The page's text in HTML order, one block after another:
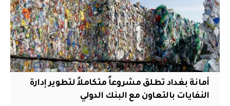
أمانة بغداد تطلق مشروعاً متكاملاً لتطوير إدارة
النفايات بالتعاون مع البنك الدولي